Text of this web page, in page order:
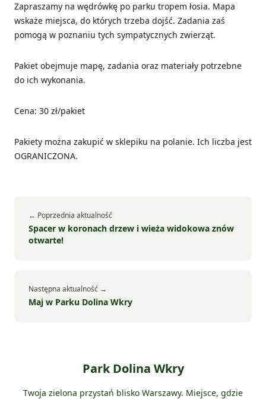
Zapraszamy na wędrówkę po parku tropem łosia. Mapa
wskaże miejsca, do których trzeba dojść. Zadania zaś
pomogą w poznaniu tych sympatycznych zwierząt.
Pakiet obejmuje mapę, zadania oraz materiały potrzebne
do ich wykonania.
Cena: 30 zł/pakiet
Pakiety można zakupić w sklepiku na polanie. Ich liczba jest
OGRANICZONA.
← Poprzednia aktualność
Spacer w koronach drzew i wieża widokowa znów
otwarte!
Następna aktualność →
Maj w Parku Dolina Wkry
Park Dolina Wkry
Twoja zielona przystań blisko Warszawy. Miejsce, gdzie